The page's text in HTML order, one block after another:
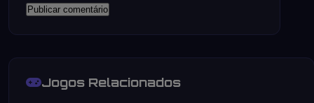
Jogos Relacionados